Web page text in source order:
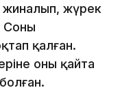
жиналып, жүрек
қалған.
оны қайта